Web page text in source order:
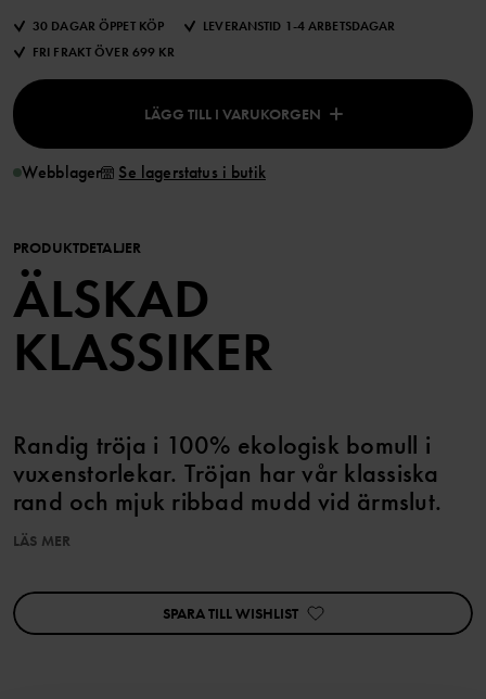
30 DAGAR ÖPPET KÖP
LEVERANSTID 1-4 ARBETSDAGAR
FRI FRAKT ÖVER 699 KR
LÄGG TILL I VARUKORGEN
Webblager Se lagerstatus i butik
PRODUKTDETALJER
ÄLSKAD
KLASSIKER
Randig tröja i 100% ekologisk bomull i
vuxenstorlekar. Tröjan har vår klassiska
rand och mjuk ribbad mudd vid ärmslut.
Storlekarna i våra vuxenkläder går enligt standard, så välj den
Artikelnummer
60430275
LÄS MER
SPARA TILL WISHLIST